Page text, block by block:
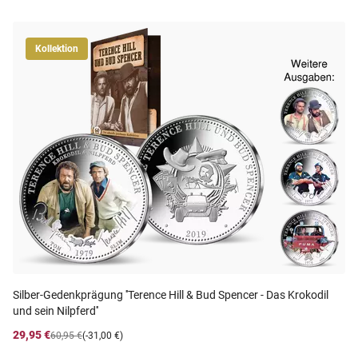
Kollektion
Silber-Gedenkprägung ''Terence Hill & Bud Spencer - Das Krokodil
und sein Nilpferd''
29,95 €
(-31,00 €)
60,95 €